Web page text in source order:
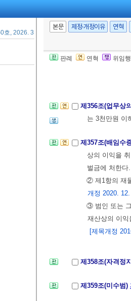
호, 2026. 3. 12., 일부개정]
본문 제정·개정이유 연혁
판례 연혁 위임
제40장 횡령과
하의 징역 또
②타인의 사무
제356조(업무상
는 3천만원 이
제357조(배임수
상의 이익을
벌금에 처한
② 제1항의 재
개정 2020.
③ 범인 또는
재산상의 이
[제목개정
제358조(자격정
제359조(미수범)